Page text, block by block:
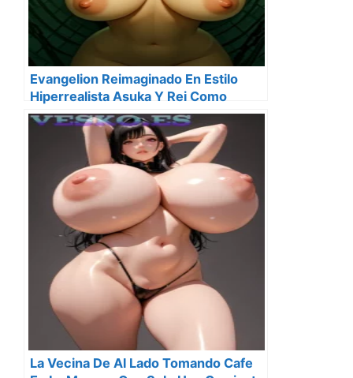
Evangelion Reimaginado En Estilo
Hiperrealista Asuka Y Rei Como
Nunca Antes Las Habias Visto
La Vecina De Al Lado Tomando Cafe